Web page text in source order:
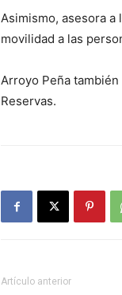
Asimismo, asesora a
movilidad a las
Arroyo Peña
Reservas.
Artículo anterior